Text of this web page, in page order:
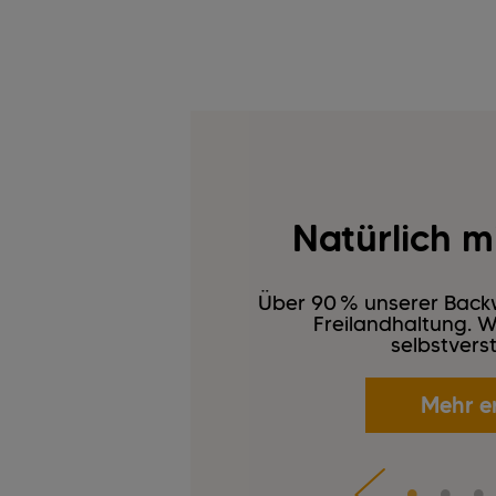
Natürlich
Über 90 % unserer
Freilandhaltung.
Mehr